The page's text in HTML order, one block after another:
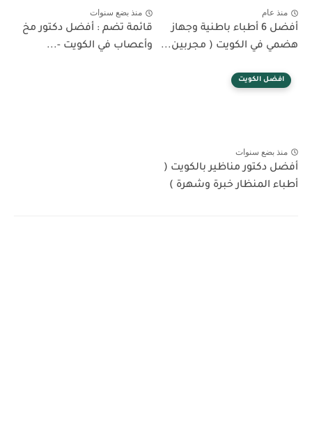
منذ عام
أفضل 6 أطباء باطنية وجهاز
هضمي في الكويت ( مجربين...
منذ بضع سنوات
قائمة تضم : أفضل دكتور مخ
وأعصاب في الكويت -...
افضل الكويت
منذ بضع سنوات
أفضل دكتور مناظير بالكويت (
أطباء المنظار خبرة وشهرة )